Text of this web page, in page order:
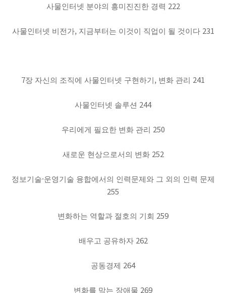
사물인터넷 분야의 흥미진진한 경력 222
사물인터넷 비전가, 지금부터는 이것이 직업이 될 것이다 231
7장 자신의 조직에 사물인터넷 구현하기 , 변화 관리 241
사물인터넷 솔루션 244
우리에게 필요한 변화 관리 250
새로운 현상으로서의 변화 252
정보기술·운영기술 융합에서의 인력문제와 그 외의 인력 문제
255
변화하는 역할과 절호의 기회 259
배우고 공유하자 262
공동경제 264
변화를 막는 장애물 269